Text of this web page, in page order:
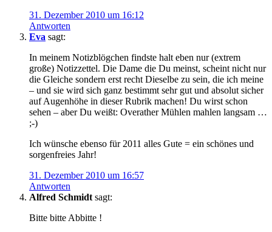
31. Dezember 2010 um 16:12
Antworten
Eva sagt:
In meinem Notizblögchen findste halt eben nur (extrem
große) Notizzettel. Die Dame die Du meinst, scheint nicht nur
die Gleiche sondern erst recht Dieselbe zu sein, die ich meine
– und sie wird sich ganz bestimmt sehr gut und absolut sicher
auf Augenhöhe in dieser Rubrik machen! Du wirst schon
sehen – aber Du weißt: Overather Mühlen mahlen langsam …
;-)
Ich wünsche ebenso für 2011 alles Gute = ein schönes und
sorgenfreies Jahr!
31. Dezember 2010 um 16:57
Antworten
Alfred Schmidt sagt:
Bitte bitte Abbitte !